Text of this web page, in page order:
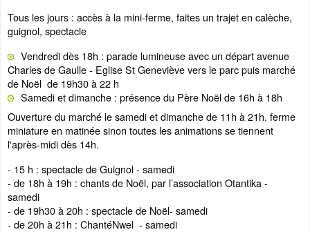
Tous les jours : accès à la mini-ferme, faites un trajet en calèche,
guignol, spectacle
Vendredi dès 18h : parade lumineuse avec un départ avenue
Charles de Gaulle - Eglise St Geneviève vers le parc puis marché
de Noël de 19h30 à 22 h
Samedi et dimanche : présence du Père Noël de 16h à 18h
Ouverture du marché le samedi et dimanche de 11h à 21h. ferme
miniature en matinée sinon toutes les animations se tiennent
l'après-midi dès 14h.
- 15 h : spectacle de Guignol - samedi
- de 18h à 19h : chants de Noël, par l’association Otantika -
samedi
- de 19h30 à 20h : spectacle de Noël- samedi
- de 20h à 21h : ChantéNwel - samedi